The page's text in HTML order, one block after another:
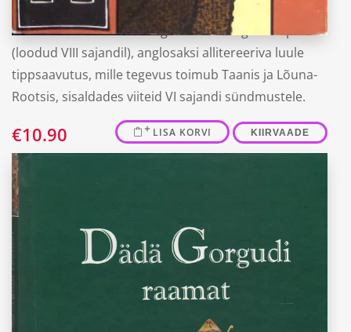
Vanim tervikuna säilinud germaani kangelaseepos
(loodud VIII sajandil), anglosaksi allitereeriva luule
tippsaavutus, mille tegevus toimub Taanis ja Lõuna-
Rootsis, sisaldades viiteid VI sajandi sündmustele.
€10.90 LISA KORVI KIIRVAADE